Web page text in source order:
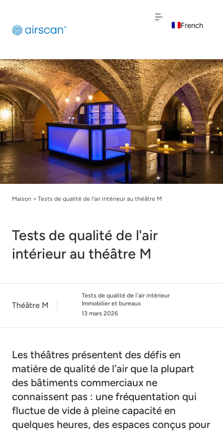
French
Dutch
Maison > Tests de qualité de l'air intérieur au théâtre M
Tests de qualité de l'air
intérieur au théâtre M
Théâtre M
Tests de qualité de l'air intérieur
Immobilier et bureaux
13 mars 2026
Les théâtres présentent des défis en
matière de qualité de l'air que la plupart
des bâtiments commerciaux ne
connaissent pas : une fréquentation qui
fluctue de vide à pleine capacité en
quelques heures, des espaces conçus pour